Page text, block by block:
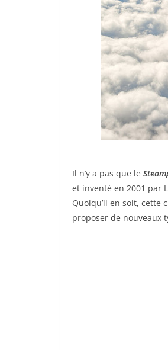
Il n’y a pas que le
et inventé en 2001 par
Quoiqu’il en soit, cette
proposer de nouveaux